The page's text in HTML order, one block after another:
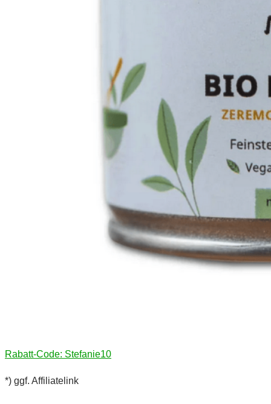
Rabatt-Code: Stefanie10
*) ggf. Affiliatelink